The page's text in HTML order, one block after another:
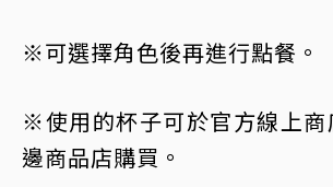
※可選擇角色後再進行點餐。
※使用的杯子可於官方線上商
邊商品店購買。